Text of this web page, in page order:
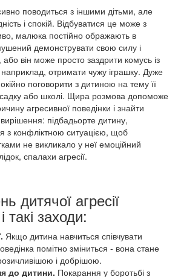
поводиться з іншими дітьми, але
і спокій. Відбуватися це може з
малюка постійно ображають в
демонструвати свою силу і
він може просто заздрити комусь із
отримати чужу іграшку. Дуже
поговорити з дитиною на тему її
або школі. Щира розмова допоможе
агресивної поведінки і знайти
підбадьорте дитину,
з конфліктною ситуацією, щоб
не викликало у неї емоційний
спалахи агресії.
дитячої агресії
заходи:
Якщо дитина навчиться співчувати
помітно зміниться - вона стане
і добрішою.
до дитини. Покарання у боротьбі з